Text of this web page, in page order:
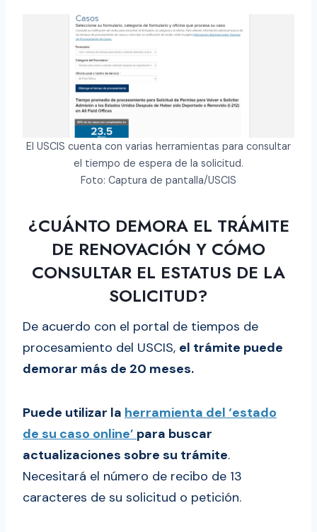
El USCIS cuenta con varias herramientas para consultar
el tiempo de espera de la solicitud.
Foto: Captura de pantalla/USCIS
¿CUÁNTO DEMORA EL TRÁMITE
DE RENOVACIÓN Y CÓMO
CONSULTAR EL ESTATUS DE LA
SOLICITUD?
De acuerdo con el portal de tiempos de
procesamiento del USCIS, el trámite puede
demorar más de 20 meses.
Puede utilizar la herramienta del ‘estado
de su caso online’ para buscar
actualizaciones sobre su trámite.
Necesitará el número de recibo de 13
caracteres de su solicitud o petición.